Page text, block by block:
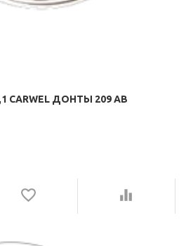
CARWEL ДОНТЫ 209 AB